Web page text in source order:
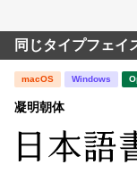
同じタイプフェイ
macOS Windows
凝明朝体